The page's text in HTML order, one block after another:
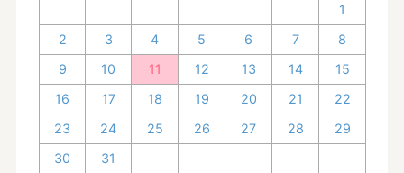
1
2
3 4 5 6 7
8
9
10 11 12 13 14
15
16
17 18 19 20 21
22
23
24 25 26 27 28
29
30
31